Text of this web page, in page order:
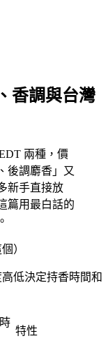
香調與台灣
兩種，價
後調麝香」又
新手直接放
篇用最白話的
）
低決定持香時間和
特性